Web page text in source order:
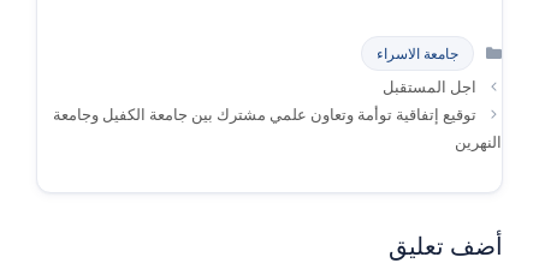
التصنيفات
جامعة الاسراء
اجل المستقبل
توقيع إتفاقية توأمة وتعاون علمي مشترك بين جامعة الكفيل وجامعة
النهرين
أضف تعليق